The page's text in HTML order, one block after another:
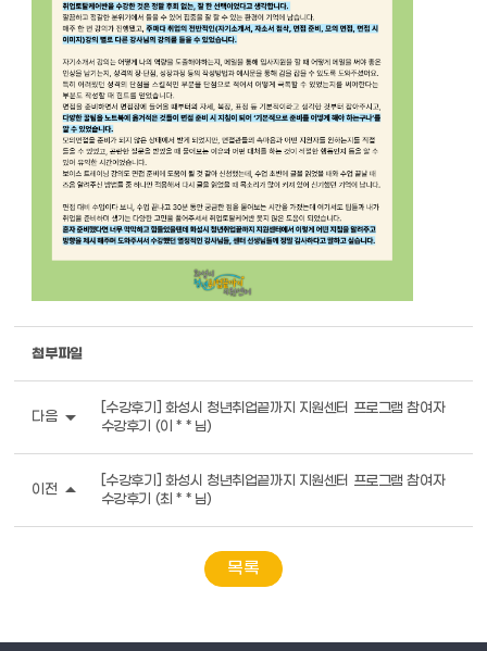
첨부파일
다음arrow_drop_down
[수강후기] 화성시 청년취업끝까지 지원센터 프로그램 참여자
수강후기 (이 * * 님)
이전arrow_drop_up
[수강후기] 화성시 청년취업끝까지 지원센터 프로그램 참여자
수강후기 (최 * * 님)
목록